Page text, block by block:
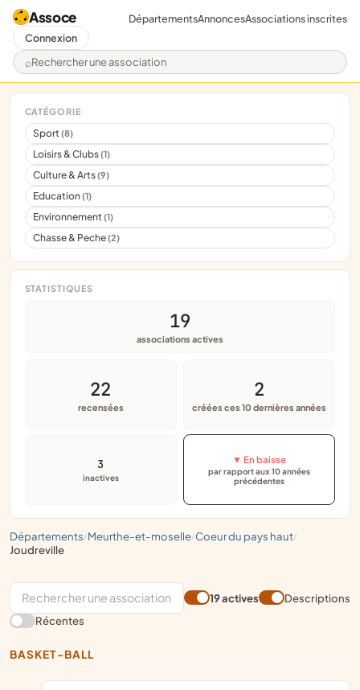
Assoce
Rechercher une association
DépartementsAnnoncesAssociations inscrites
Connexion
départements/ meurthe-et-moselle/ coeur du pays haut/
joudreville
CATÉGORIE
Sport(8)
Loisirs & Clubs(1)
Culture & Arts(9)
Education(1)
Environnement(1)
Chasse & Peche(2)
STATISTIQUES
19
associations actives
22
recensées
2
créées ces 10 dernières années
3
inactives
▼ En baisse
par rapport aux 10 années
précédentes
19 actives
Descriptions
Récentes
BASKET-BALL